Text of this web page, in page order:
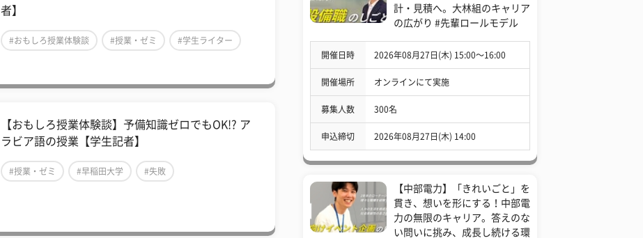
者】
#おもしろ授業体験談 #授業・ゼミ #学生ライター
【おもしろ授業体験談】予備知識ゼロでもOK!? ア
ラビア語の授業【学生記者】
#授業・ゼミ #早稲田大学 #失敗
計・見積へ。大林組のキャリア
の広がり #先輩ロールモデル
開催日時 2026年08月27日(木) 15:00〜16:00
開催場所 オンラインにて実施
募集人数 300名
申込締切 2026年08月27日(木) 14:00
【中部電力】「きれいごと」を
貫き、想いを形にする！中部電
力の無限のキャリア。答えのな
い問いに挑み、成長し続ける環